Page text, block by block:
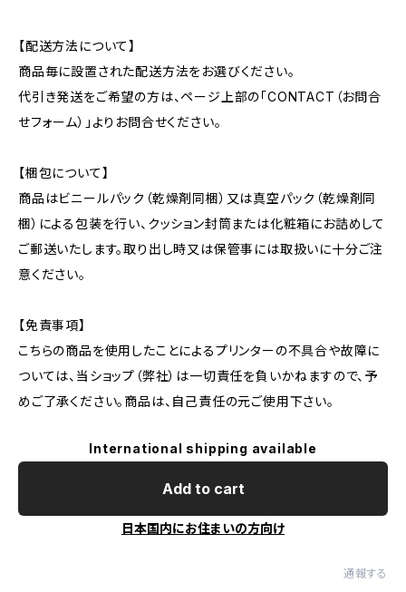
【配送方法について】
商品毎に設置された配送方法をお選びください。
代引き発送をご希望の方は、ページ上部の「CONTACT（お問合
せフォーム）」よりお問合せください。
【梱包について】
商品はビニールパック（乾燥剤同梱）又は真空パック（乾燥剤同
梱）による包装を行い、クッション封筒または化粧箱にお詰めして
ご郵送いたします。取り出し時又は保管事には取扱いに十分ご注
意ください。
【免責事項】
こちらの商品を使用したことによるプリンターの不具合や故障に
ついては、当ショップ（弊社）は一切責任を負いかねますので、予
めご了承ください。商品は、自己責任の元ご使用下さい。
International shipping available
Add to cart
日本国内にお住まいの方向け
通報する